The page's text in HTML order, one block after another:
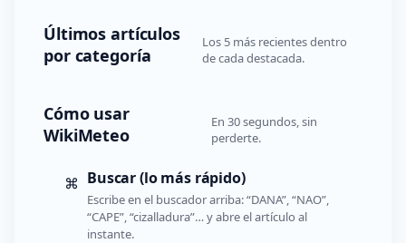
Últimos artículos
por categoría
Los 5 más recientes dentro
de cada destacada.
Cómo usar
WikiMeteo
En 30 segundos, sin
perderte.
⌘ Buscar (lo más rápido)
Escribe en el buscador arriba: “DANA”, “NAO”,
“CAPE”, “cizalladura”… y abre el artículo al
instante.